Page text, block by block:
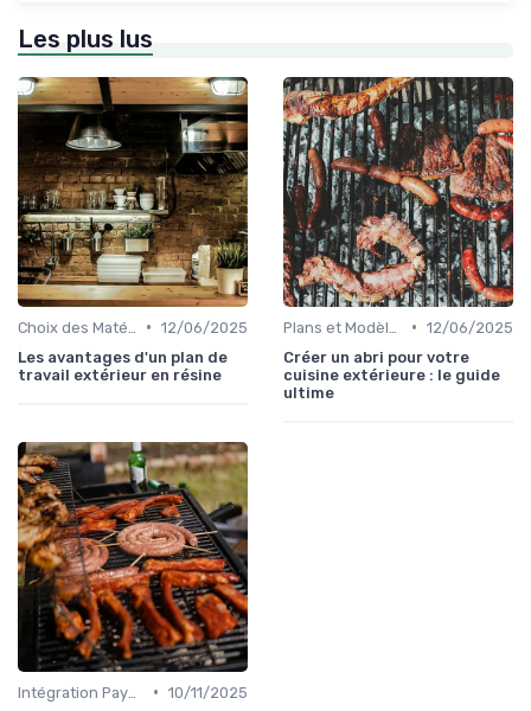
Les plus lus
• 12/06/2025
Les avantages d'un plan de
travail extérieur en résine
• 12/06/2025
Créer un abri pour votre
cuisine extérieure : le guide
ultime
• 10/11/2025